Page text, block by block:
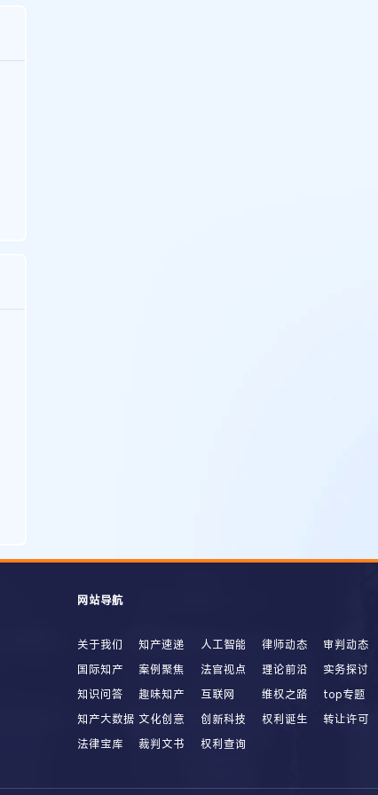
网站导航
关于我们 知产速递 人工智能 律师动态
审判动态
国际知产
案例聚焦 法官视点 理论前沿
实务探讨
知识问答
趣味知产 互联网 维权之路
top专题
知产大数据 文化创意 创新科技 权利诞生
转让许可
法律宝库
裁判文书 权利查询